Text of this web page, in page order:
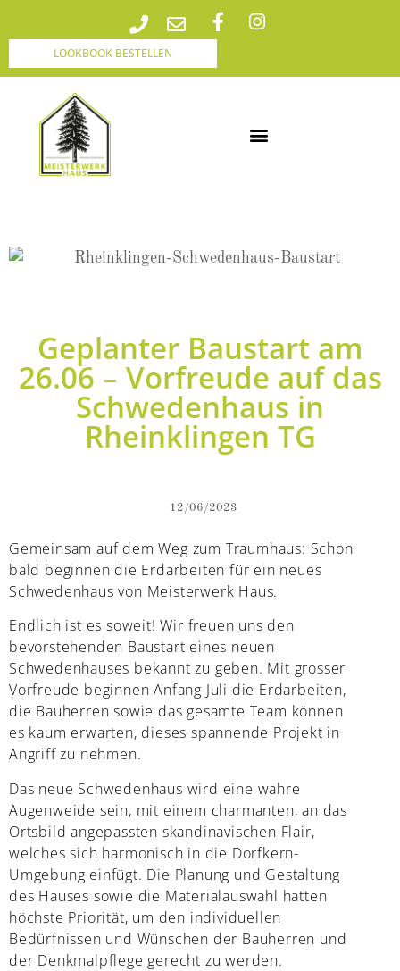
LOOKBOOK BESTELLEN
Geplanter Baustart am
26.06 – Vorfreude auf das
Schwedenhaus in
Rheinklingen TG
12/06/2023
Gemeinsam auf dem Weg zum Traumhaus: Schon
bald beginnen die Erdarbeiten für ein neues
Schwedenhaus von Meisterwerk Haus.
Endlich ist es soweit! Wir freuen uns den
bevorstehenden Baustart eines neuen
Schwedenhauses bekannt zu geben. Mit grosser
Vorfreude beginnen Anfang Juli die Erdarbeiten,
die Bauherren sowie das gesamte Team können
es kaum erwarten, dieses spannende Projekt in
Angriff zu nehmen.
Das neue Schwedenhaus wird eine wahre
Augenweide sein, mit einem charmanten, an das
Ortsbild angepassten skandinavischen Flair,
welches sich harmonisch in die Dorfkern-
Umgebung einfügt. Die Planung und Gestaltung
des Hauses sowie die Materialauswahl hatten
höchste Priorität, um den individuellen
Bedürfnissen und Wünschen der Bauherren und
der Denkmalpflege gerecht zu werden.